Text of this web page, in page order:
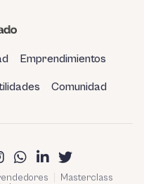
Emprendimientos
Comunidad
Masterclass